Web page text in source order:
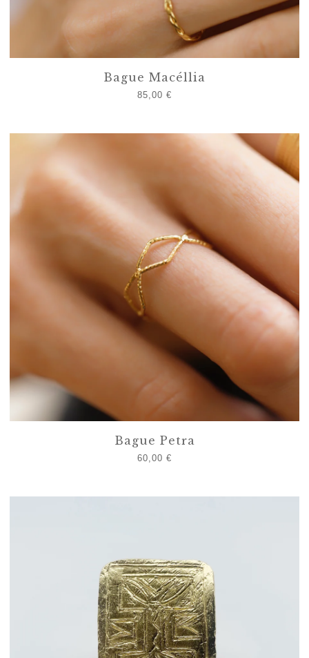
Bague Macéllia
85,00 €
Bague Petra
60,00 €